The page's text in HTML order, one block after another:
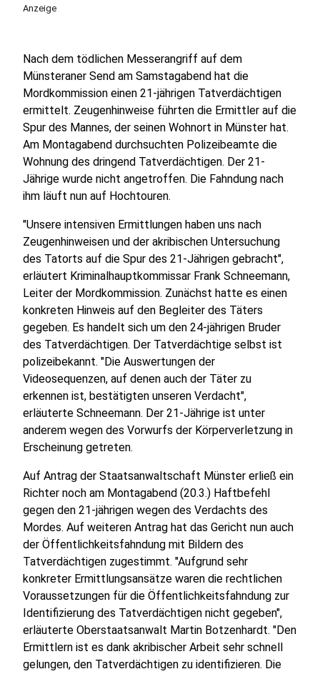
Anzeige
Nach dem tödlichen Messerangriff auf dem
Münsteraner Send am Samstagabend hat die
Mordkommission einen 21-jährigen Tatverdächtigen
ermittelt. Zeugenhinweise führten die Ermittler auf die
Spur des Mannes, der seinen Wohnort in Münster hat.
Am Montagabend durchsuchten Polizeibeamte die
Wohnung des dringend Tatverdächtigen. Der 21-
Jährige wurde nicht angetroffen. Die Fahndung nach
ihm läuft nun auf Hochtouren.
"Unsere intensiven Ermittlungen haben uns nach
Zeugenhinweisen und der akribischen Untersuchung
des Tatorts auf die Spur des 21-Jährigen gebracht",
erläutert Kriminalhauptkommissar Frank Schneemann,
Leiter der Mordkommission. Zunächst hatte es einen
konkreten Hinweis auf den Begleiter des Täters
gegeben. Es handelt sich um den 24-jährigen Bruder
des Tatverdächtigen. Der Tatverdächtige selbst ist
polizeibekannt. "Die Auswertungen der
Videosequenzen, auf denen auch der Täter zu
erkennen ist, bestätigten unseren Verdacht",
erläuterte Schneemann. Der 21-Jährige ist unter
anderem wegen des Vorwurfs der Körperverletzung in
Erscheinung getreten.
Auf Antrag der Staatsanwaltschaft Münster erließ ein
Richter noch am Montagabend (20.3.) Haftbefehl
gegen den 21-jährigen wegen des Verdachts des
Mordes. Auf weiteren Antrag hat das Gericht nun auch
der Öffentlichkeitsfahndung mit Bildern des
Tatverdächtigen zugestimmt. "Aufgrund sehr
konkreter Ermittlungsansätze waren die rechtlichen
Voraussetzungen für die Öffentlichkeitsfahndung zur
Identifizierung des Tatverdächtigen nicht gegeben",
erläuterte Oberstaatsanwalt Martin Botzenhardt. "Den
Ermittlern ist es dank akribischer Arbeit sehr schnell
gelungen, den Tatverdächtigen zu identifizieren. Die